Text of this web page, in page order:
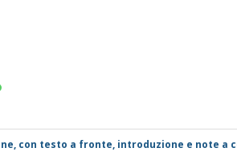
con testo a fronte, introduzione e note a